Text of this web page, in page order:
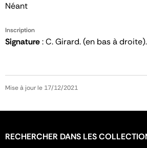
Néant
Inscription
Signature: C. Girard. (en bas à droite).
Mise à jour le 17/12/2021
RECHERCHER DANS LES